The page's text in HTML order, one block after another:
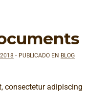
2018 PUBLICADO EN BLOG
consectetur adipiscing